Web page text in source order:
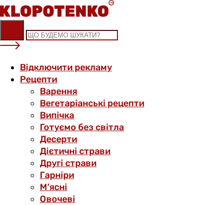
Skip
to
content
Відключити рекламу
Рецепти
Варення
Вегетаріанські рецепти
Випічка
Готуємо без світла
Десерти
Дієтичні страви
Другі страви
Гарніри
М’ясні
Овочеві